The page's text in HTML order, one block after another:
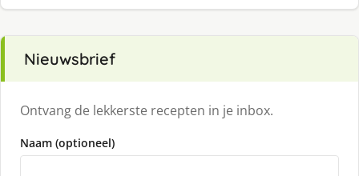
Nieuwsbrief
Ontvang de lekkerste recepten in je inbox.
Naam (optioneel)